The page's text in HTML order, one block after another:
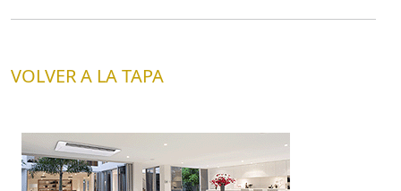
VOLVER A LA TAPA